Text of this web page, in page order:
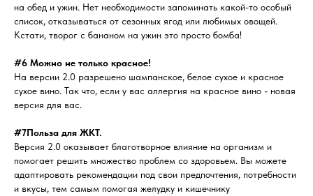
на обед и ужин. Нет необходимости запоминать какой-то особый
список, отказываться от сезонных ягод или любимых овощей.
Кстати, творог с бананом на ужин это просто бомба!
#6 Можно не только красное!
На версии 2.0 разрешено шампанское, белое сухое и красное
сухое вино. Так что, если у вас аллергия на красное вино - новая
версия для вас.
#7Польза для ЖКТ.
Версия 2.0 оказывает благотворное влияние на организм и
помогает решить множество проблем со здоровьем. Вы можете
адаптировать рекомендации под свои предпочтения, потребности
и вкусы, тем самым помогая желудку и кишечнику